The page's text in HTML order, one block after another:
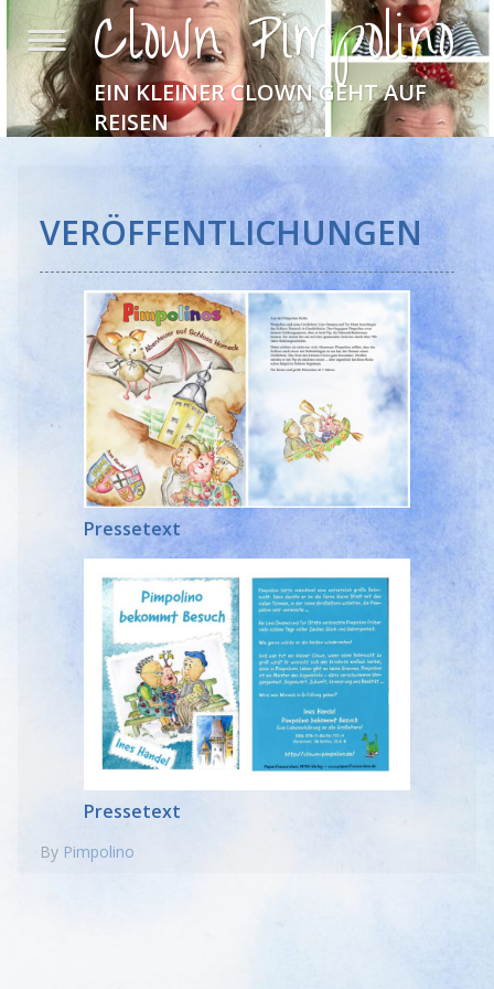
Clown Pimpolino
EIN KLEINER CLOWN GEHT AUF
REISEN
VERÖFFENTLICHUNGEN
Pressetext
Pressetext
By Pimpolino